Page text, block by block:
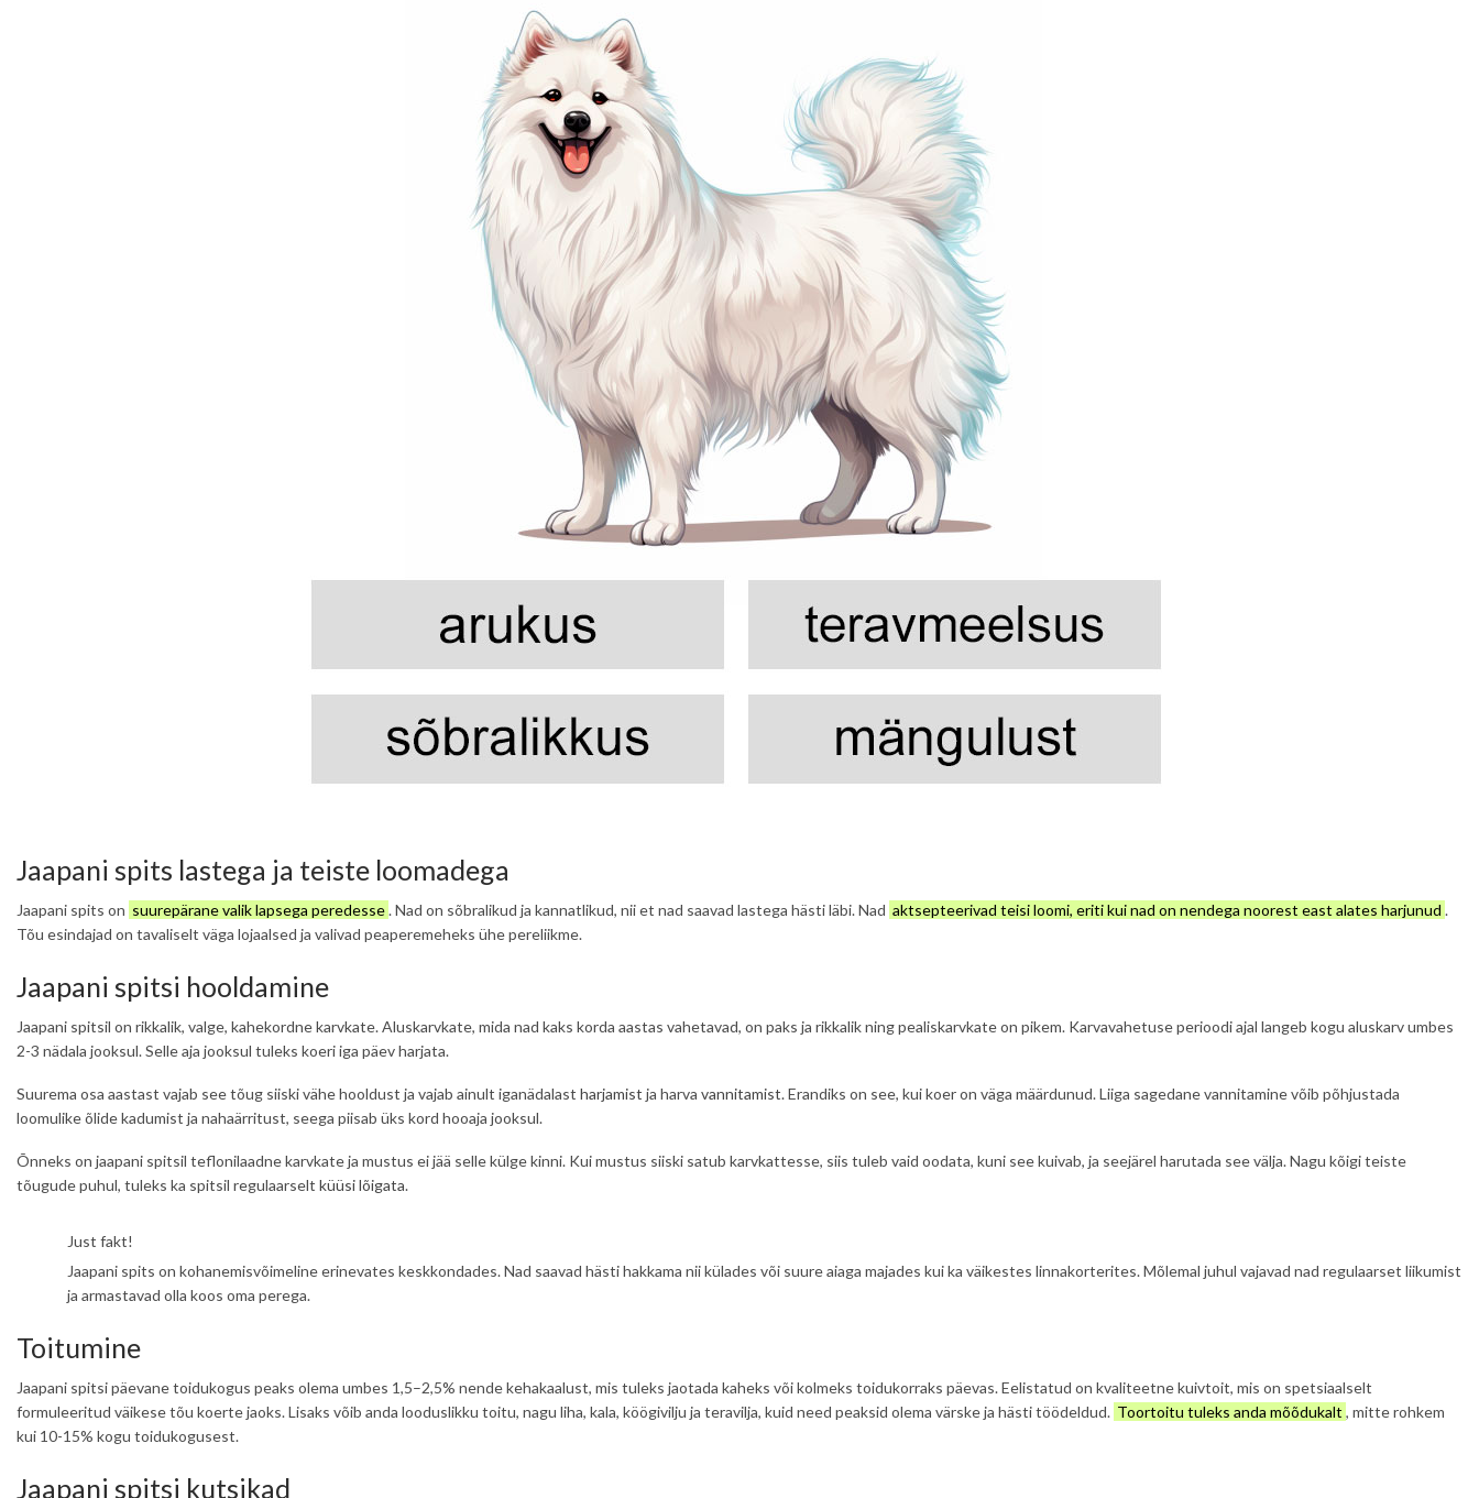
Jaapani spits lastega ja teiste loomadega
Jaapani spits on suurepärane valik lapsega peredesse. Nad on sõbralikud ja kannatlikud, nii et nad saavad lastega hästi läbi. Nad aktsepteerivad teisi loomi, eriti kui nad on nendega noorest east alates harjunud .
Tõu esindajad on tavaliselt väga lojaalsed ja valivad peaperemeheks ühe pereliikme.
Jaapani spitsi hooldamine
Jaapani spitsil on rikkalik, valge, kahekordne karvkate. Aluskarvkate, mida nad kaks korda aastas vahetavad, on paks ja rikkalik ning pealiskarvkate on pikem. Karvavahetuse perioodi ajal langeb kogu aluskarv umbes
2-3 nädala jooksul. Selle aja jooksul tuleks koeri iga päev harjata.
Suurema osa aastast vajab see tõug siiski vähe hooldust ja vajab ainult iganädalast harjamist ja harva vannitamist. Erandiks on see, kui koer on väga määrdunud. Liiga sagedane vannitamine võib põhjustada
loomulike õlide kadumist ja nahaärritust, seega piisab üks kord hooaja jooksul.
Õnneks on jaapani spitsil teflonilaadne karvkate ja mustus ei jää selle külge kinni. Kui mustus siiski satub karvkattesse, siis tuleb vaid oodata, kuni see kuivab, ja seejärel harutada see välja. Nagu kõigi teiste
tõugude puhul, tuleks ka spitsil regulaarselt küüsi lõigata.
Just fakt!
Jaapani spits on kohanemisvõimeline erinevates keskkondades. Nad saavad hästi hakkama nii külades või suure aiaga majades kui ka väikestes linnakorterites. Mõlemal juhul vajavad nad regulaarset liikumist
ja armastavad olla koos oma perega.
Toitumine
Jaapani spitsi päevane toidukogus peaks olema umbes 1,5–2,5% nende kehakaalust, mis tuleks jaotada kaheks või kolmeks toidukorraks päevas. Eelistatud on kvaliteetne kuivtoit, mis on spetsiaalselt
formuleeritud väikese tõu koerte jaoks. Lisaks võib anda looduslikku toitu, nagu liha, kala, köögivilju ja teravilja, kuid need peaksid olema värske ja hästi töödeldud. Toortoitu tuleks anda mõõdukalt , mitte rohkem
kui 10-15% kogu toidukogusest.
Jaapani spitsi kutsikad